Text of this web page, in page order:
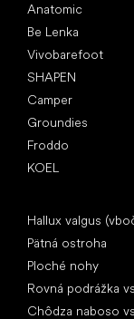
Anatomic
Be Lenka
Vivobarefoot
SHAPEN
Camper
Groundies
Froddo
KOEL
Hallux valgus
Pätná ostroha
Ploché nohy
Rovná podrážka
Chôdza naboso